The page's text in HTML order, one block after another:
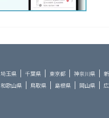
埼玉県 千葉県 東京都 神奈川県
和歌山県 鳥取県 島根県 岡山県